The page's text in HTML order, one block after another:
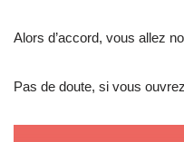
Alors d’accord, vous allez
Pas de doute, si vous